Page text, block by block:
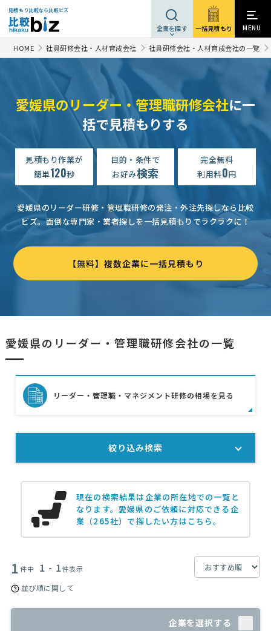
見積もり比較なら比較ビズ
企業を探す 一括見積もり MENU
HOME 社員研修会社・人材育成会社 社員研修会社・人材育成会社の一覧
愛媛県のリーダー・管理職研修会社に一
括で見積もりする
見積もり作業が
簡単120秒
目的・条件で
お好み検索
完全無料
利用料0円
愛媛県のリーダー研修・管理職研修の発注・外注先探しなら比較
ビズ。面倒な専門家・業者探しを一括見積もりでラクラクに！
【無料】複数企業に一括見積もり
愛媛県のリーダー・管理職研修会社の一覧
現在の検索結果は企業の所在地での一覧と
なります。 愛媛県のご依頼に対応できる企
業（265社）で探したい方はこちら。
1件中 1 - 1件表示
並び順に関して
企業を選択する
リーダー・管理職・マネジメント研修の相場を見る
絞り込み検索